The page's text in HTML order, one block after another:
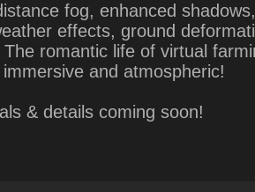
and atmospheric!
& details coming soon!